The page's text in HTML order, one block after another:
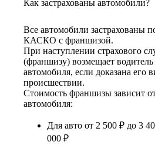
Как застрахованы автомобили?
Все автомобили
КАСКО с франшизой.
При наступлении страхового
(франшизу) возмещает
автомобиля, если доказана его
происшествии.
Стоимость франшизы зависит
автомобиля:
Для авто от 2 500 ₽ до 3
000 ₽